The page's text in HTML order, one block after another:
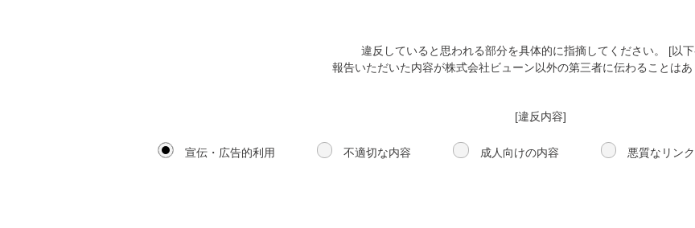
違反していると思われる部分を具体的に指摘してください。 [以
報告いただいた内容が株式会社ビューン以外の第三者に伝わることはあ
[違反内容]
宣伝・広告的利用 不適切な内容 成人向けの内容 悪質なリンク